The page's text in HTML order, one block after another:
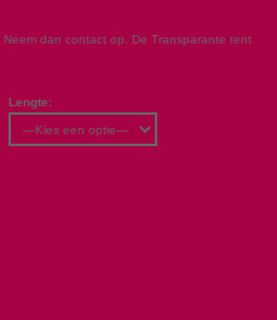
dan contact op. De Transparante tent
Lengte: